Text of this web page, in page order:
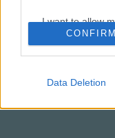
I want to allow
Google for
personalized
I want to allow
related to
CONFIRM
Data Deletion